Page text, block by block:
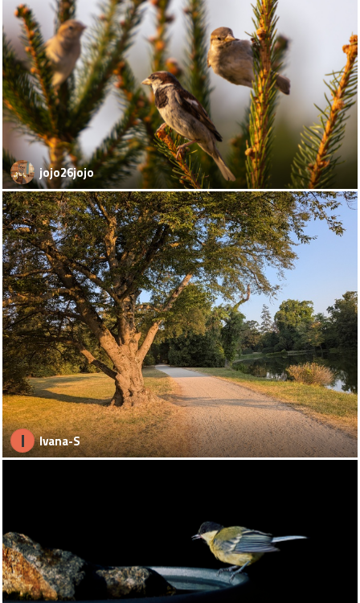
jojo26jojo
I Ivana-S